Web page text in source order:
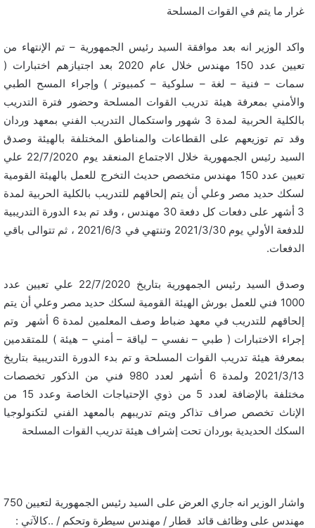
غرار ما يتم في القوات المسلحة
واكد الوزير انه بعد موافقة السيد رئيس الجمهورية – تم الإنتهاء من
تعيين عدد 150 مهندس خلال عام 2020 بعد اجتيازهم اختبارات (
سمات – فنية – لغة – سلوكية – كمبيوتر ) وإجراء المسح الطبي
والأمني بمعرفة هيئة تدريب القوات المسلحة وحضور فترة التدريب
بالكلية الحربية لمدة 3 شهور واستكمال التدريب الفني بمعهد وردان
وقد تم توزيعهم على القطاعات والمناطق المختلفة بالهيئة وصدق
السيد رئيس الجمهورية خلال الاجتماع المنعقد يوم 22/7/2020 علي
تعيين عدد 150 مهندس متخصص حديث التخرج للعمل بالهيئة القومية
لسكك حديد مصر وعلي أن يتم إلحاقهم للتدريب بالكلية الحربية لمدة
3 أشهر على دفعات كل دفعة 30 مهندس ، وقد تم بدء الدورة التدريبية
للدفعة الأولي يوم 2021/3/30 وتنتهي في 2021/6/3 ، ثم تتوالى باقي
الدفعات.
وصدق السيد رئيس الجمهورية بتاريخ 22/7/2020 علي تعيين عدد
1000 فني للعمل بورش الهيئة القومية لسكك حديد مصر وعلي أن يتم
إلحاقهم للتدريب في معهد ضباط وصف المعلمين لمدة 6 أشهر وتم
إجراء الاختبارات ( طبي – نفسي – لياقة – أمني – هيئة ) للمتقدمين
بمعرفة هيئة تدريب القوات المسلحة و تم بدء الدورة التدريبية بتاريخ
2021/3/13 ولمدة 6 أشهر لعدد 980 فني من الذكور تخصصات
مختلفة بالإضافة لعدد 5 من ذوي الإحتياجات الخاصة وعدد 15 من
الإناث تخصص صراف تذاكر ويتم تدريبهم بالمعهد الفني لتكنولوجيا
السكك الحديدية بوردان تحت إشراف هيئة تدريب القوات المسلحة
واشار الوزير انه جاري العرض على السيد رئيس الجمهورية لتعيين 750
مهندس على وظائف قائد قطار / مهندس سيطرة وتحكم / ..كالآتي :